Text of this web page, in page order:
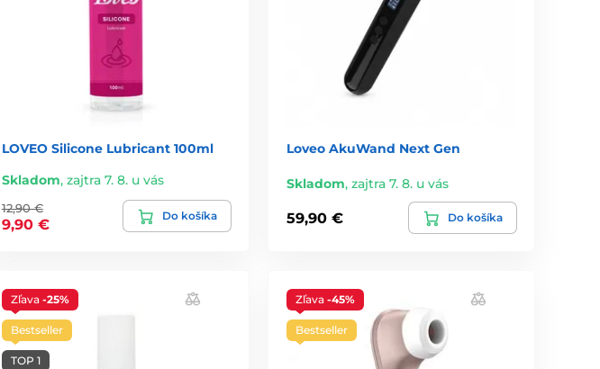
LOVEO Silicone Lubricant 100ml
Skladom, zajtra 7. 8. u vás
12,90 €
9,90 €
Do košíka
Loveo AkuWand Next Gen
Skladom,zajtra 7. 8. u vás
59,90 € Do košíka
Zľava -25%
Bestseller
TOP 1
Zľava-45%
Bestseller